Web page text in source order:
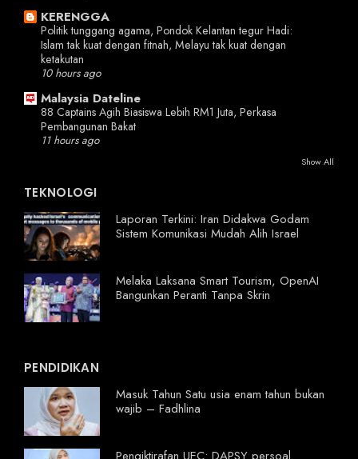
KERENGGA
Politik tunggang agama, Pondok Kelantan tegur Hadi:
Islam tak kuat dengan fitnah, Melayu tak kuat dengan
ketakutan
10 hours ago
Malaysia Dateline
88 Captains Agih Biasiswa Lebih RM1 Juta, Perkasa
Pembangunan Bakat
11 hours ago
Show All
TEKNOLOGI
Laporan Terkini: Iran Didakwa Godam
Sistem Komunikasi Mudah Alih Israel
Melaka Laksana Smart Tourism, OpenAI
Bangunkan Peranti Tanpa Skrin
PENDIDIKAN
Masuk Tahun Satu usia enam tahun bukan
wajib – Fadhlina